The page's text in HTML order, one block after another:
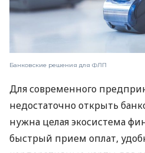
Банковские решения для ФЛП
Для современного
недостаточно открыть
нужна целая экосистема
быстрый прием оплат,